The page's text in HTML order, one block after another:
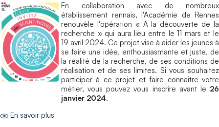
En collaboration avec de nombreux
établissement rennais, l'Académie de Rennes
renouvèle l'opération « A la découverte de la
recherche » qui aura lieu entre le 11 mars et le
19 avril 2024. Ce projet vise à aider les jeunes à
se faire une idée, enthousiasmante et juste, de
la réalité de la recherche, de ses conditions de
réalisation et de ses limites. Si vous souhaitez
participer à ce projet et faire connaitre votre
métier, vous pouvez vous inscrire avant le 26
janvier 2024.
En savoir plus